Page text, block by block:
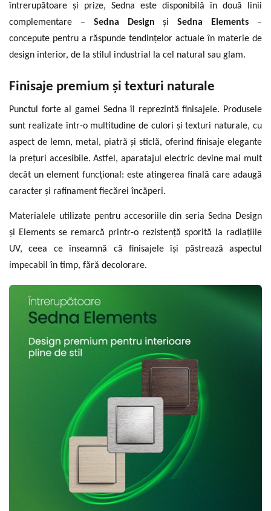
întrerupătoare și prize, Sedna este disponibilă în două linii
complementare – Sedna Design șiSedna Elements –
concepute pentru a răspunde tendințelor actuale în materie de
design interior, de la stilul industrial la cel natural sau glam.
Finisaje premium și texturi naturale
Punctul forte al gamei Sedna îl reprezintă finisajele. Produsele
sunt realizate într-o multitudine de culori și texturi naturale, cu
aspect de lemn, metal, piatră și sticlă, oferind finisaje elegante
la prețuri accesibile. Astfel, aparatajul electric devine mai mult
decât un element funcțional: este atingerea finală care adaugă
caracter și rafinament fiecărei încăperi.
Materialele utilizate pentru accesoriile din seria Sedna Design
și Elements se remarcă printr-o rezistență sporită la radiațiile
UV, ceea ce înseamnă că finisajele își păstrează aspectul
impecabil în timp, fără decolorare.